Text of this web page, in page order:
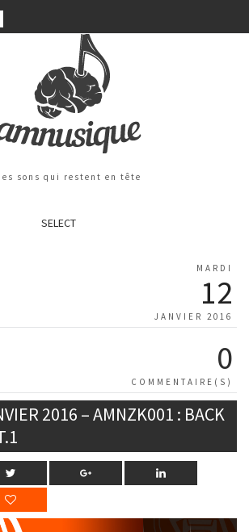
sons qui restent en tête
SELECT
MARDI
12
JANVIER 2016
0
COMMENTAIRE(S)
2016 – AMNZK001 : BACK